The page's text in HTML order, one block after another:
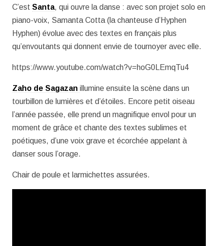
C’est Santa, qui ouvre la danse : avec son projet solo en
piano-voix, Samanta Cotta (la chanteuse d’Hyphen
Hyphen) évolue avec des textes en français plus
qu’envoutants qui donnent envie de tournoyer avec elle.
https://www.youtube.com/watch?v=hoG0LEmqTu4
Zaho de Sagazan illumine ensuite la scène dans un
tourbillon de lumières et d’étoiles. Encore petit oiseau
l’année passée, elle prend un magnifique envol pour un
moment de grâce et chante des textes sublimes et
poétiques, d’une voix grave et écorchée appelant à
danser sous l’orage.
Chair de poule et larmichettes assurées.